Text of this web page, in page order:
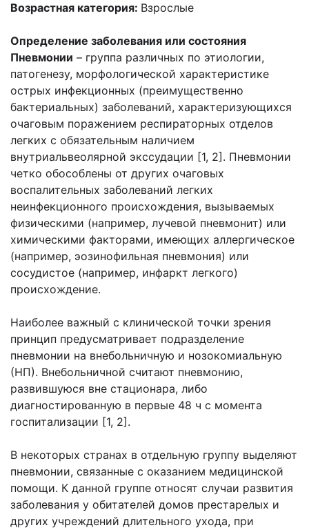
Возрастная категория: Взрослые
Определение заболевания или состояния
Пневмонии – группа различных по этиологии,
патогенезу, морфологической характеристике
острых инфекционных (преимущественно
бактериальных) заболеваний, характеризующихся
очаговым поражением респираторных отделов
легких с обязательным наличием
внутриальвеолярной экссудации [1, 2]. Пневмонии
четко обособлены от других очаговых
воспалительных заболеваний легких
неинфекционного происхождения, вызываемых
физическими (например, лучевой пневмонит) или
химическими факторами, имеющих аллергическое
(например, эозинофильная пневмония) или
сосудистое (например, инфаркт легкого)
происхождение.
Наиболее важный с клинической точки зрения
принцип предусматривает подразделение
пневмонии на внебольничную и нозокомиальную
(НП). Внебольничной считают пневмонию,
развившуюся вне стационара, либо
диагностированную в первые 48 ч с момента
госпитализации [1, 2].
В некоторых странах в отдельную группу выделяют
пневмонии, связанные с оказанием медицинской
помощи. К данной группе относят случаи развития
заболевания у обитателей домов престарелых и
других учреждений длительного ухода, при